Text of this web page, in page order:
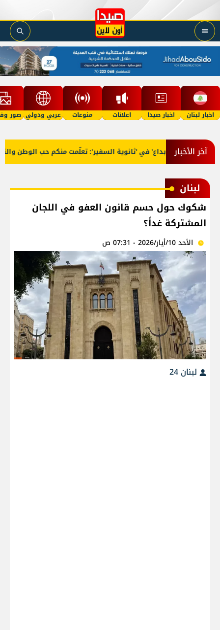
اخبار لبنان اخبار صيدا اعلانات منوعات عربي ودولي صور
آخر الأخبار
والإبداع' في 'ثانوية السفير': تعلّمت منكم حب الوطن والتمسك
لبنان
شكوك حول حسم قانون العفو في اللجان
المشتركة غداً؟
الأحد 10/أيار/2026 - 07:31 ص
لبنان 24